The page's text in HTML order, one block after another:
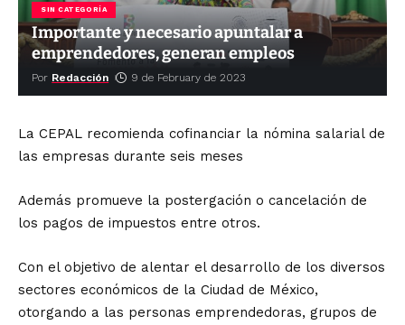
SIN CATEGORÍA
Importante y necesario apuntalar a
emprendedores, generan empleos
Por Redacción 9 de February de 2023
La CEPAL recomienda cofinanciar la nómina salarial de
las empresas durante seis meses
Además promueve la postergación o cancelación de
los pagos de impuestos entre otros.
Con el objetivo de alentar el desarrollo de los diversos
sectores económicos de la Ciudad de México,
otorgando a las personas emprendedoras, grupos de